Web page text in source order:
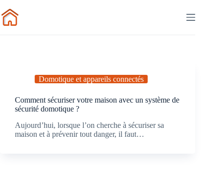
au
contenu
Domotique et appareils connectés
Comment sécuriser votre maison avec un système de
sécurité domotique ?
Aujourd’hui, lorsque l’on cherche à sécuriser sa
maison et à prévenir tout danger, il faut…